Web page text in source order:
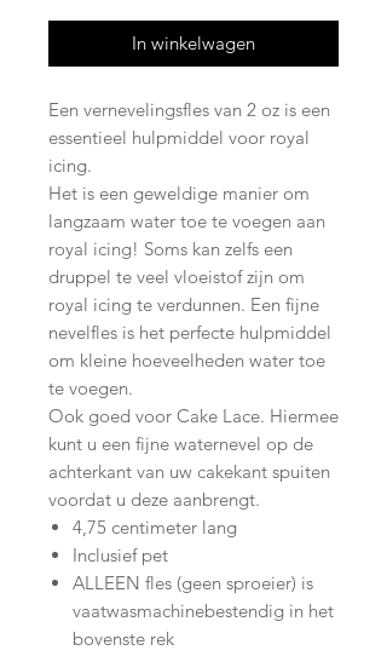
In winkelwagen
Een vernevelingsfles van 2 oz is een
essentieel hulpmiddel voor royal
icing.
Het is een geweldige manier om
langzaam water toe te voegen aan
royal icing! Soms kan zelfs een
druppel te veel vloeistof zijn om
royal icing te verdunnen. Een fijne
nevelfles is het perfecte hulpmiddel
om kleine hoeveelheden water toe
te voegen.
Ook goed voor Cake Lace. Hiermee
kunt u een fijne waternevel op de
achterkant van uw cakekant spuiten
voordat u deze aanbrengt.
4,75 centimeter lang
Inclusief pet
ALLEEN fles (geen sproeier) is
vaatwasmachinebestendig in het
bovenste rek